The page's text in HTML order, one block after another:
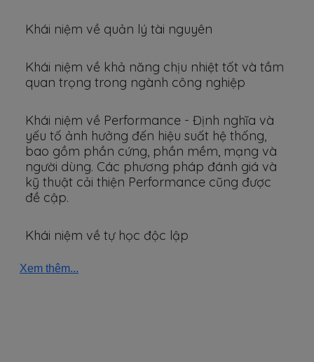
Khái niệm về quản lý tài nguyên
Khái niệm về khả năng chịu nhiệt tốt và tầm
quan trọng trong ngành công nghiệp
Khái niệm về Performance - Định nghĩa và
yếu tố ảnh hưởng đến hiệu suất hệ thống,
bao gồm phần cứng, phần mềm, mạng và
người dùng. Các phương pháp đánh giá và
kỹ thuật cải thiện Performance cũng được
đề cập.
Khái niệm về tự học độc lập
Xem thêm...